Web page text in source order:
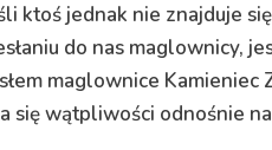
ktoś jednak nie znajduje
do nas maglownicy,
maglownice
się wątpliwości odnośnie